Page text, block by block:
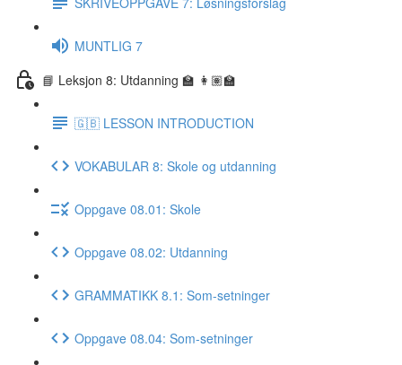
MUNTLIG 7
📘 Leksjon 8: Utdanning 🏫 👩🏽‍🏫
🇬🇧 LESSON INTRODUCTION
VOKABULAR 8: Skole og utdanning
Oppgave 08.01: Skole
Oppgave 08.02: Utdanning
GRAMMATIKK 8.1: Som-setninger
Oppgave 08.04: Som-setninger